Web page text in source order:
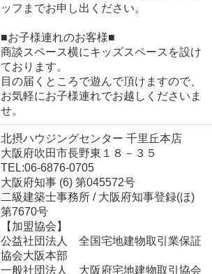
ッフまでお申し出ください。
■お子様連れのお客様■
商談スペース横にキッズスペースを設け
ております。
目の届くところで遊んで頂けますので、
お気軽にお子様連れでお越しくださいま
せ。
北摂ハウジングセンター 千里丘本店
大阪府吹田市長野東１８－３５
TEL:06-6876-0705
大阪府知事 (6) 第045572号
二級建築士事務所 / 大阪府知事登録(ほ)
第7670号
【加盟協会】
公益社団法人 全国宅地建物取引業保証
協会大阪本部
一般社団法人 大阪府宅地建物取引協会